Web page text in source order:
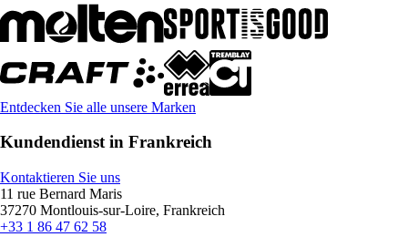
Entdecken Sie alle unsere Marken
Kundendienst in Frankreich
Kontaktieren Sie uns
11 rue Bernard Maris
37270 Montlouis-sur-Loire, Frankreich
+33 1 86 47 62 58